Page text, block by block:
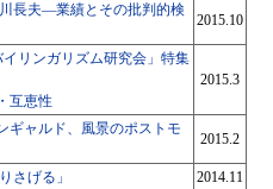
長夫―業績とその批判的検
2015.10
リンガリズム研究会」特集
互恵性
2015.3
ャルド、風景のポストモ
2015.2
さげる」 2014.11